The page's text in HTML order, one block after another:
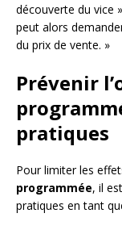
découverte du vice
peut alors
du prix de vente. »
Prévenir
pratiques
Pour limiter les
programmée, il
pratiques en tant